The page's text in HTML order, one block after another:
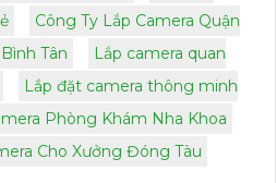
Công Ty Lắp Camera Quận
Tân
Lắp camera quan
Lắp đặt camera thông minh
Phòng Khám Nha Khoa
Cho Xưởng Đóng Tàu